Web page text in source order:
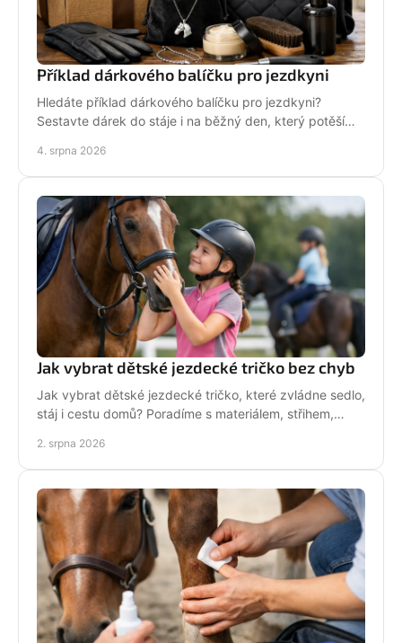
Příklad dárkového balíčku pro jezdkyni
Hledáte příklad dárkového balíčku pro jezdkyni?
Sestavte dárek do stáje i na běžný den, který potěší
4. srpna 2026
Jak vybrat dětské jezdecké tričko bez chyb
Jak vybrat dětské jezdecké tričko, které zvládne sedlo,
stáj i cestu domů? Poradíme s materiálem, střihem,
2. srpna 2026